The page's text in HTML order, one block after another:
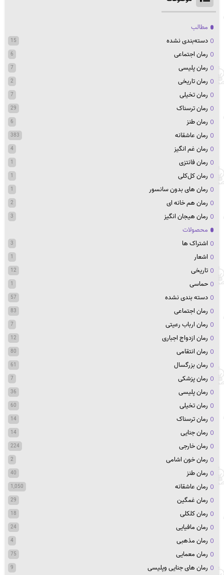
مطالب
دسته‌بندی نشده
15
رمان اجتماعی 6
رمان پلیسی 7
رمان تاریخی 2
رمان تخیلی 7
رمان ترسناک 29
رمان طنز 6
رمان عاشقانه 383
رمان غم انگیز 4
رمان فانتزی 1
رمان کل‌کلی 1
رمان های بدون سانسور 1
رمان هم خانه ای 2
رمان هیجان انگیز 3
محصولات
اشتراک ها
3
اشعار 1
تاریخی 12
حماسی 1
دسته بندی نشده 57
رمان اجتماعی 83
رمان ارباب رعیتی 7
رمان ازدواج اجباری 12
رمان انتقامی 80
رمان بزرگسال 61
رمان پزشکی 7
رمان پلیسی 36
رمان تخیلی 60
رمان ترسناک 14
رمان جنایی 14
رمان خارجی 224
رمان خون اشامی 2
رمان طنز 40
رمان عاشقانه 1,050
رمان غمگین 29
رمان کلکلی 18
رمان مافیایی 24
رمان مذهبی 4
رمان معمایی 75
رمان های جنایی وپلیسی 9